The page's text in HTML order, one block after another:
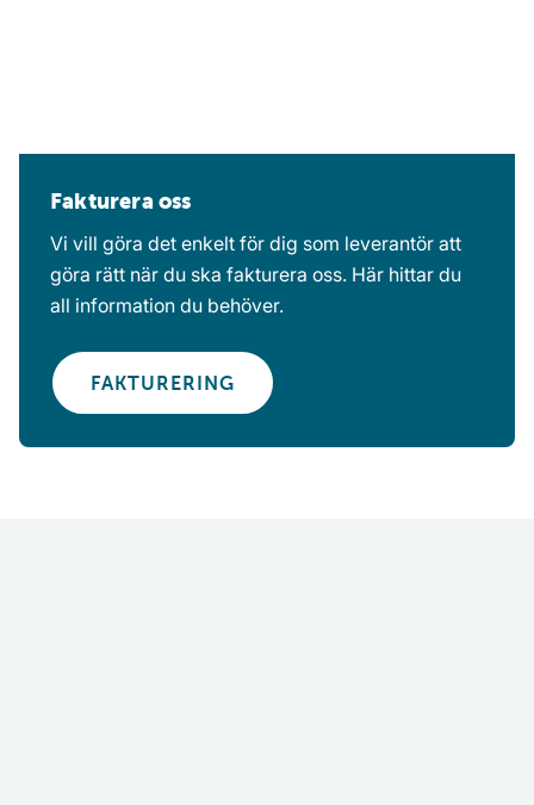
Fakturera oss
Vi vill göra det enkelt för dig som leverantör att
göra rätt när du ska fakturera oss. Här hittar du
all information du behöver.
FAKTURERING